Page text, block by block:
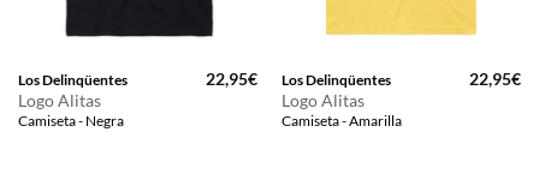
Los Delinqüentes
Logo Alitas
Camiseta - Negra
22,95€ Los Delinqüentes
Logo Alitas
Camiseta - Amarilla
22,95€